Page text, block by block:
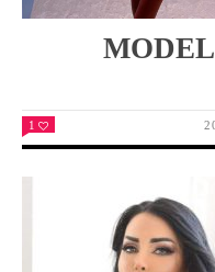
احتفالية كبرى لاختيار MODEL
1